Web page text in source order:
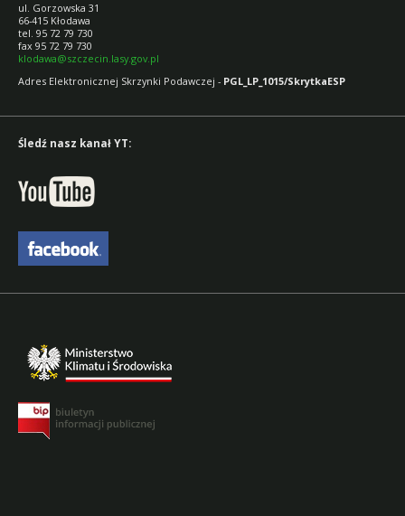
ul. Gorzowska 31
66-415 Kłodawa
tel. 95 72 79 730
fax 95 72 79 730
klodawa@szczecin.lasy.gov.pl
Adres Elektronicznej Skrzynki Podawczej - PGL_LP_1015/SkrytkaESP
Śledź nasz kanał YT: